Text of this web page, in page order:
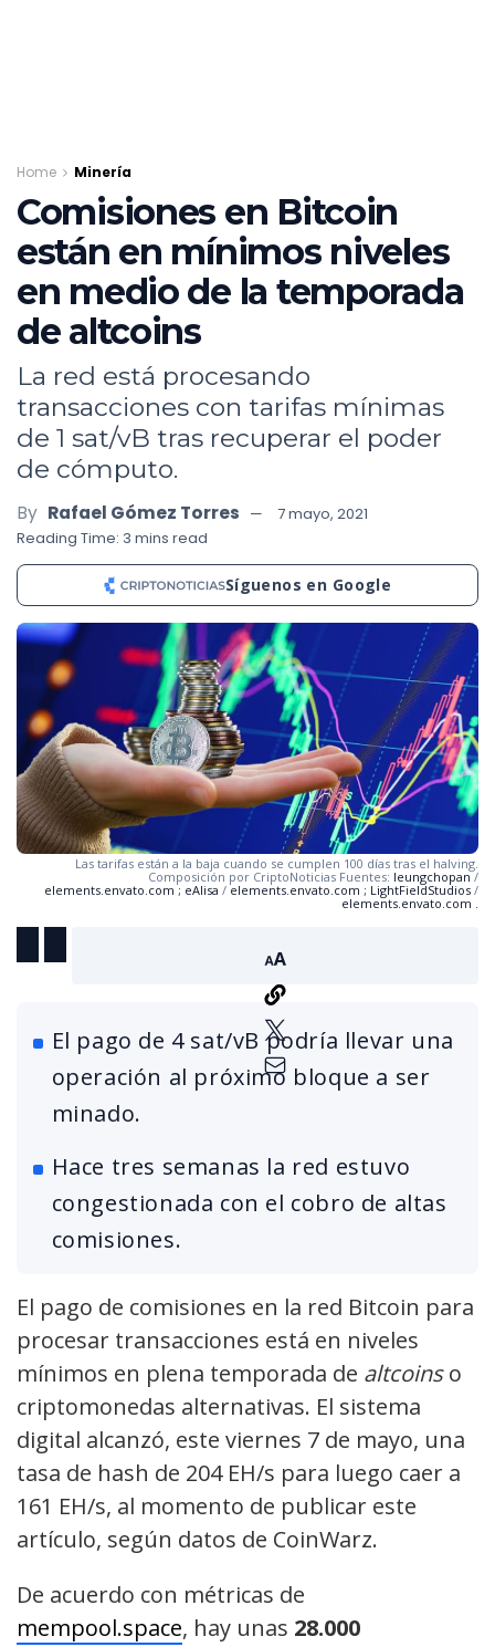
Home Minería
Comisiones en Bitcoin
están en mínimos niveles
en medio de la temporada
de altcoins
La red está procesando
transacciones con tarifas mínimas
de 1 sat/vB tras recuperar el poder
de cómputo.
By Rafael Gómez Torres
7 mayo, 2021
Reading Time: 3 mins read
Síguenos en Google
Las tarifas están a la baja cuando se cumplen 100 días tras el halving.
Composición por CriptoNoticias Fuentes: leungchopan/
elements.envato.com; eAlisa / elements.envato.com ; LightFieldStudios /
elements.envato.com
El pago de 4 sat/vB podría llevar una
operación al próximo bloque a ser
minado.
Hace tres semanas la red estuvo
congestionada con el cobro de altas
comisiones.
El pago de comisiones en la red Bitcoin para
procesar transacciones está en niveles
mínimos en plena temporada de altcoinso
criptomonedas alternativas. El sistema
digital alcanzó, este viernes 7 de mayo, una
tasa de hash de 204 EH/s para luego caer a
161 EH/s, al momento de publicar este
artículo, según datos de CoinWarz.
De acuerdo con métricas de
mempool.space, hay unas 28.000